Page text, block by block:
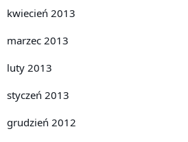
kwiecień 2013
marzec 2013
luty 2013
styczeń 2013
grudzień 2012